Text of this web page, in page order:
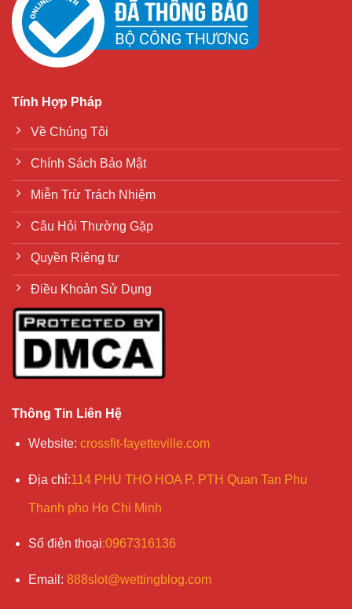
Tính Hợp Pháp
Về Chúng Tôi
Chính Sách Bảo Mật
Miễn Trừ Trách Nhiệm
Câu Hỏi Thường Gặp
Quyền Riêng tư
Điều Khoản Sử Dụng
Thông Tin Liên Hệ
Website: crossfit-fayetteville.com
Địa chỉ:114 PHU THO HOA P. PTH Quan Tan Phu
Thanh pho Ho Chi Minh
Số điện thoại:0967316136
Email : 888slot@wettingblog.com